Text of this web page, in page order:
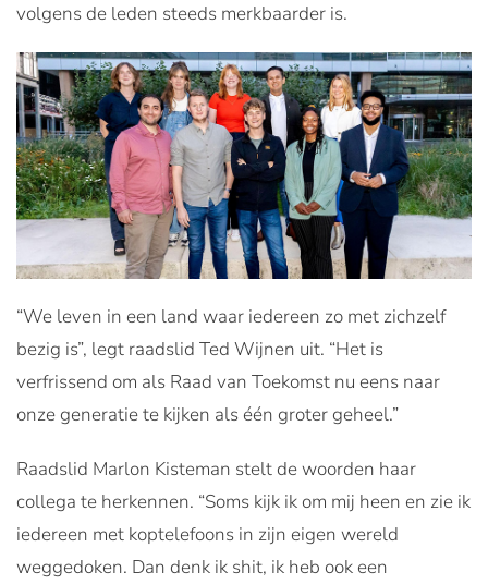
volgens de leden steeds merkbaarder is.
“We leven in een land waar iedereen zo met zichzelf
bezig is”, legt raadslid Ted Wijnen uit. “Het is
verfrissend om als Raad van Toekomst nu eens naar
onze generatie te kijken als één groter geheel.”
Raadslid Marlon Kisteman stelt de woorden haar
collega te herkennen. “Soms kijk ik om mij heen en zie ik
iedereen met koptelefoons in zijn eigen wereld
weggedoken. Dan denk ik shit, ik heb ook een